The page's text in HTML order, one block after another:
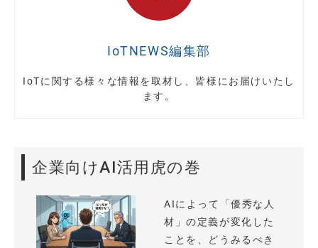
IoTNEWS編集部
IoTに関する様々な情報を取材し、皆様にお届けいたし
ます。
企業向けAI活用虎の巻
AIによって「優秀な人
材」の定義が変化した
ことを、どうみるべき